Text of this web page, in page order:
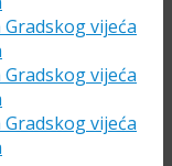
Gradskog vijeća
Gradskog vijeća
Gradskog vijeća